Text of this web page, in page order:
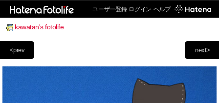
ユーザー登録 ログイン ヘルプ
kawatan's fotolife
next>
<prev